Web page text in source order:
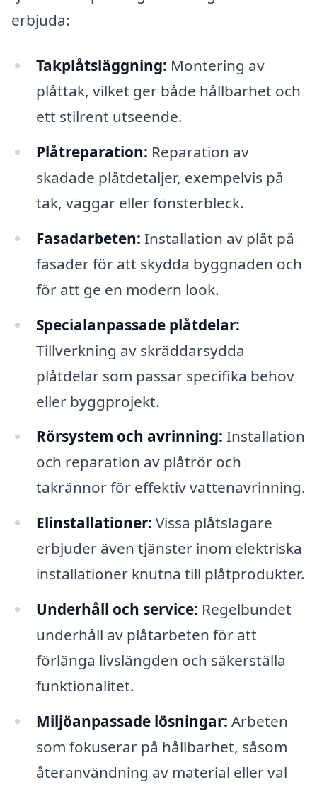
erbjuda:
Takplåtsläggning: Montering av
plåttak, vilket ger både hållbarhet och
ett stilrent utseende.
Plåtreparation: Reparation av
skadade plåtdetaljer, exempelvis på
tak, väggar eller fönsterbleck.
Fasadarbeten: Installation av plåt på
fasader för att skydda byggnaden och
för att ge en modern look.
Specialanpassade plåtdelar:
Tillverkning av skräddarsydda
plåtdelar som passar specifika behov
eller byggprojekt.
Rörsystem och avrinning: Installation
och reparation av plåtrör och
takrännor för effektiv vattenavrinning.
Elinstallationer: Vissa plåtslagare
erbjuder även tjänster inom elektriska
installationer knutna till plåtprodukter.
Underhåll och service: Regelbundet
underhåll av plåtarbeten för att
förlänga livslängden och säkerställa
funktionalitet.
Miljöanpassade lösningar: Arbeten
som fokuserar på hållbarhet, såsom
återanvändning av material eller val